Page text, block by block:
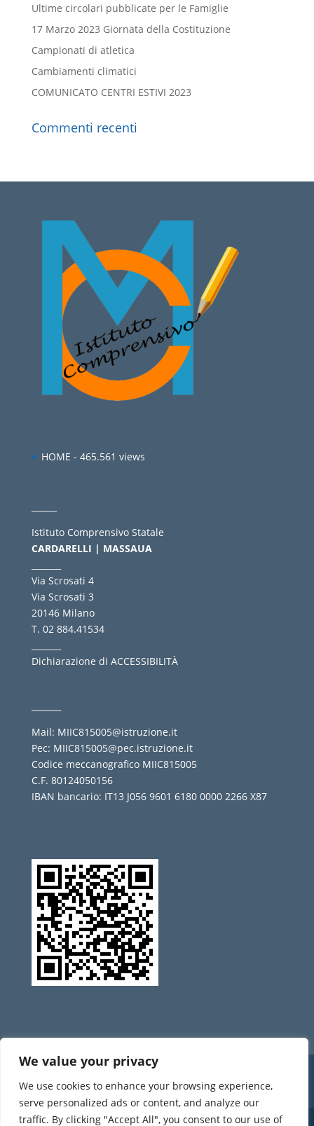
We value your privacy
We use cookies to enhance your browsing experience,
serve personalized ads or content, and analyze our
traffic. By clicking "Accept All", you consent to our use of
Ultime circolari pubblicate per le Famiglie
17 Marzo 2023 Giornata della Costituzione
Campionati di atletica
Cambiamenti climatici
COMUNICATO CENTRI ESTIVI 2023
Commenti recenti
HOME - 465.561 views
Istituto Comprensivo Statale
CARDARELLI | MASSAUA
Via Scrosati 4
Via Scrosati 3
20146 Milano
T. 02 884.41534
Dichiarazione di ACCESSIBILITÀ
Mail: MIIC815005@istruzione.it
Pec: MIIC815005@pec.istruzione.it
Codice meccanografico MIIC815005
C.F. 80124050156
IBAN bancario: IT13 J056 9601 6180 0000 2266 X87
ACCESSIBILITÀ